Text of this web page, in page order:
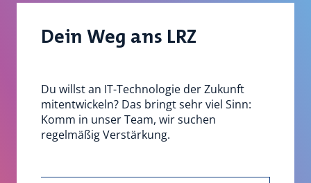
Dein Weg ans LRZ
Du willst an IT-Technologie der Zukunft
mitentwickeln? Das bringt sehr viel Sinn:
Komm in unser Team, wir suchen
regelmäßig Verstärkung.